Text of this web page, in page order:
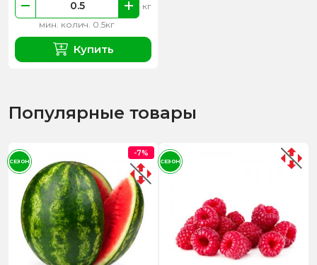
мин. колич. 0.5кг
кг
Купить
Популярные товары
-7%
СЕЗОН СЕЗОН